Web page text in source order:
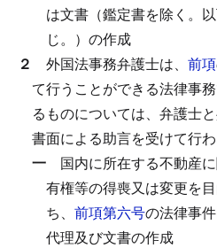
は文書（鑑定書を除く。
じ。）の作成
２ 外国法事務弁護士は、 前項
て行うことができる法律事
るものについては、弁護士
書面による助言を受けて行わ
一 国内に所在する不動産
有権等の得喪又は変更を
ち、 前項第六号の法律事
代理及び文書の作成